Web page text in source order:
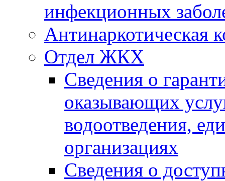
инфекционных
Антинаркотическая
Отдел ЖКХ
Сведения о
оказывающих
водоотведения,
организациях
Сведения о